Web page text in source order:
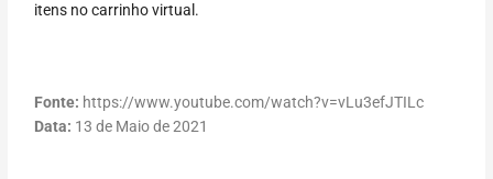
itens no carrinho virtual.
Fonte: https://www.youtube.com/watch?v=vLu3efJTILc
Data: 13 de Maio de 2021